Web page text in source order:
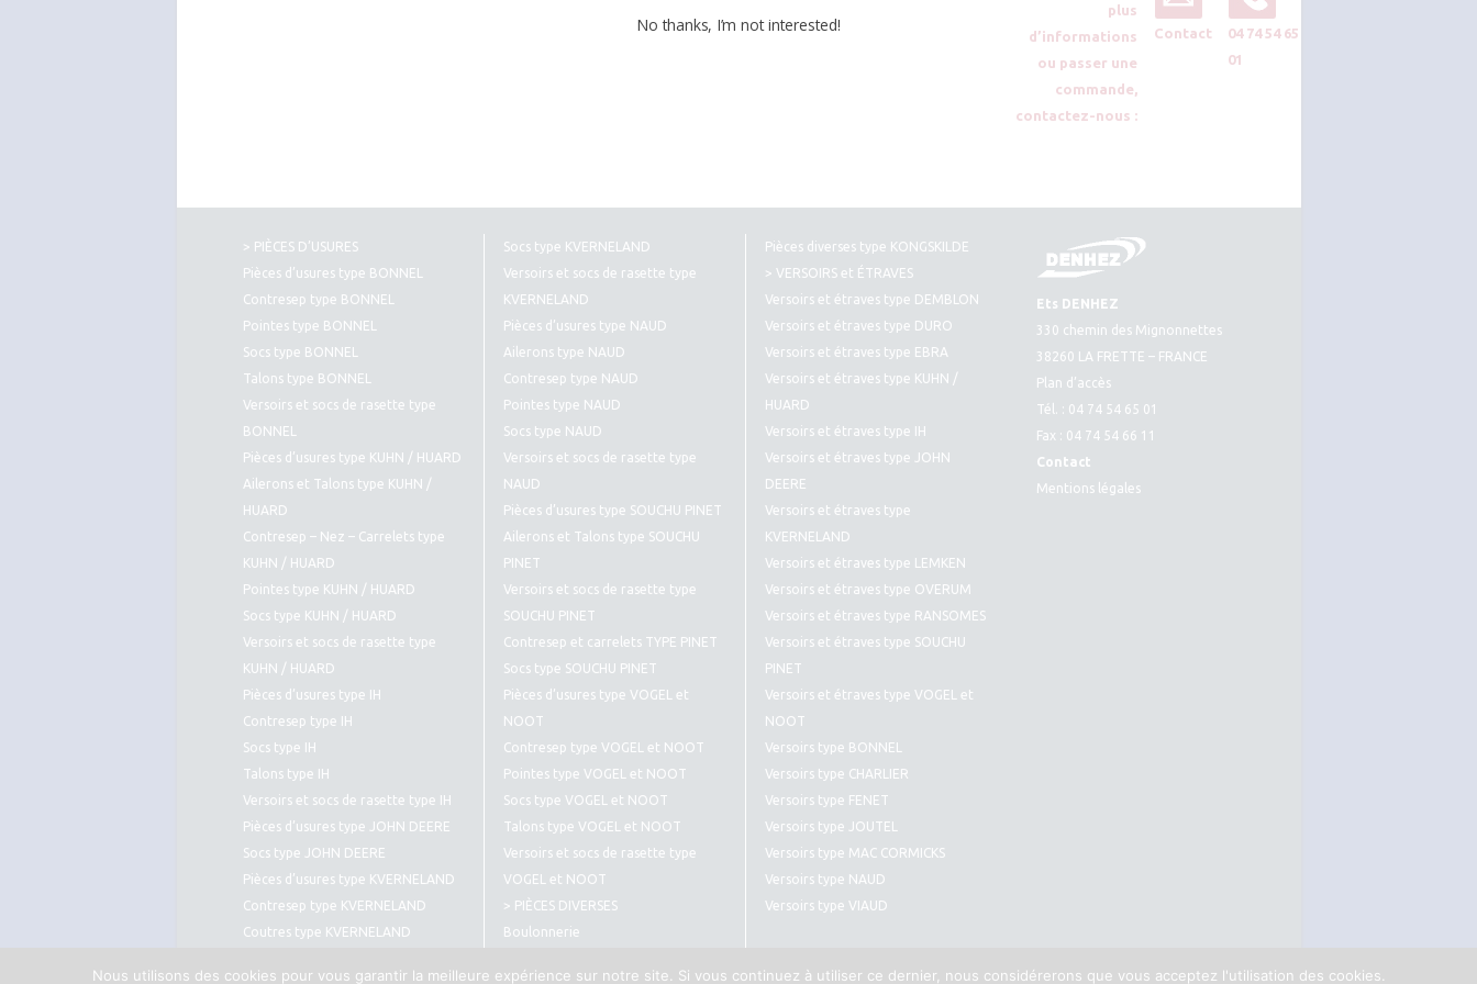
plus
d’informations
ou passer une
commande,
contactez-nous :
Contact
04 74 54 65
01
> PIÈCES D’USURES
Pièces d’usures type BONNEL
Contresep type BONNEL
Pointes type BONNEL
Socs type BONNEL
Talons type BONNEL
Versoirs et socs de rasette type
BONNEL
Pièces d’usures type KUHN / HUARD
Ailerons et Talons type KUHN /
HUARD
Contresep – Nez – Carrelets type
KUHN / HUARD
Pointes type KUHN / HUARD
Socs type KUHN / HUARD
Versoirs et socs de rasette type
KUHN / HUARD
Pièces d’usures type IH
Contresep type IH
Socs type IH
Talons type IH
Versoirs et socs de rasette type IH
Pièces d’usures type JOHN DEERE
Socs type JOHN DEERE
Pièces d’usures type KVERNELAND
Contresep type KVERNELAND
Coutres type KVERNELAND
Socs type KVERNELAND
Versoirs et socs de rasette type
KVERNELAND
Pièces d’usures type NAUD
Ailerons type NAUD
Contresep type NAUD
Pointes type NAUD
Socs type NAUD
Versoirs et socs de rasette type
NAUD
Pièces d’usures type SOUCHU PINET
Ailerons et Talons type SOUCHU
PINET
Versoirs et socs de rasette type
SOUCHU PINET
Contresep et carrelets TYPE PINET
Socs type SOUCHU PINET
Pièces d’usures type VOGEL et
NOOT
Contresep type VOGEL et NOOT
Pointes type VOGEL et NOOT
Socs type VOGEL et NOOT
Talons type VOGEL et NOOT
Versoirs et socs de rasette type
VOGEL et NOOT
> PIÈCES DIVERSES
Boulonnerie
Pièces diverses type KONGSKILDE
> VERSOIRS et ÉTRAVES
Versoirs et étraves type DEMBLON
Versoirs et étraves type DURO
Versoirs et étraves type EBRA
Versoirs et étraves type KUHN /
HUARD
Versoirs et étraves type IH
Versoirs et étraves type JOHN
DEERE
Versoirs et étraves type
KVERNELAND
Versoirs et étraves type LEMKEN
Versoirs et étraves type OVERUM
Versoirs et étraves type RANSOMES
Versoirs et étraves type SOUCHU
PINET
Versoirs et étraves type VOGEL et
NOOT
Versoirs type BONNEL
Versoirs type CHARLIER
Versoirs type FENET
Versoirs type JOUTEL
Versoirs type MAC CORMICKS
Versoirs type NAUD
Versoirs type VIAUD
Ets DENHEZ
330 chemin des Mignonnettes
38260 LA FRETTE – FRANCE
Plan d’accès
Tél. : 04 74 54 65 01
Fax : 04 74 54 66 11
Contact
Mentions légales
No thanks, I’m not interested!
Nous utilisons des cookies pour vous garantir la meilleure expérience sur notre site. Si vous continuez à utiliser ce dernier, nous considérerons que vous acceptez l'utilisation des cookies.